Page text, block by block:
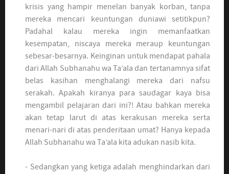
krisis yang hampir menelan banyak korban, tanpa
mereka mencari keuntungan duniawi setitikpun?
Padahal kalau mereka ingin memanfaatkan
kesempatan, niscaya mereka meraup keuntungan
sebesar-besarnya. Keinginan untuk mendapat pahala
dari Allah Subhanahu wa Ta’ala dan tertanamnya sifat
belas kasihan menghalangi mereka dari nafsu
serakah. Apakah kiranya para saudagar kaya bisa
mengambil pelajaran dari ini?! Atau bahkan mereka
akan tetap larut di atas kerakusan mereka serta
menari-nari di atas penderitaan umat? Hanya kepada
Allah Subhanahu wa Ta’ala kita adukan nasib kita.
- Sedangkan yang ketiga adalah menghindarkan dari